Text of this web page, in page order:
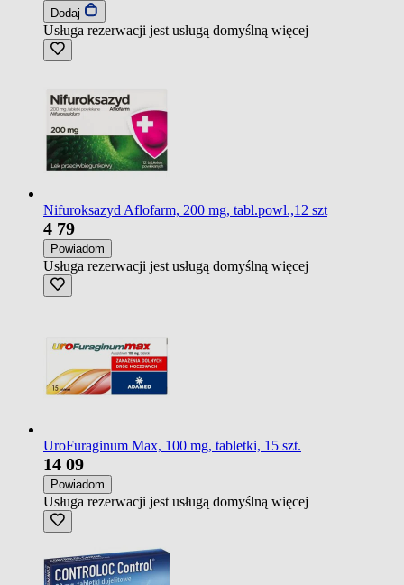
Dodaj
Usługa rezerwacji jest usługą domyślną więcej
Nifuroksazyd Aflofarm, 200 mg, tabl.powl.,12 szt
4 79
Powiadom
Usługa rezerwacji jest usługą domyślną więcej
UroFuraginum Max, 100 mg, tabletki, 15 szt.
14 09
Powiadom
Usługa rezerwacji jest usługą domyślną więcej